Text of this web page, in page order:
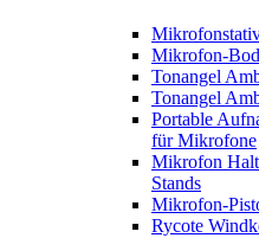
Mikrofon-
Tonangel
Tonangel
Portable
für Mikrofone
Mikrofon
Stands
Mikrofon-
Rycote